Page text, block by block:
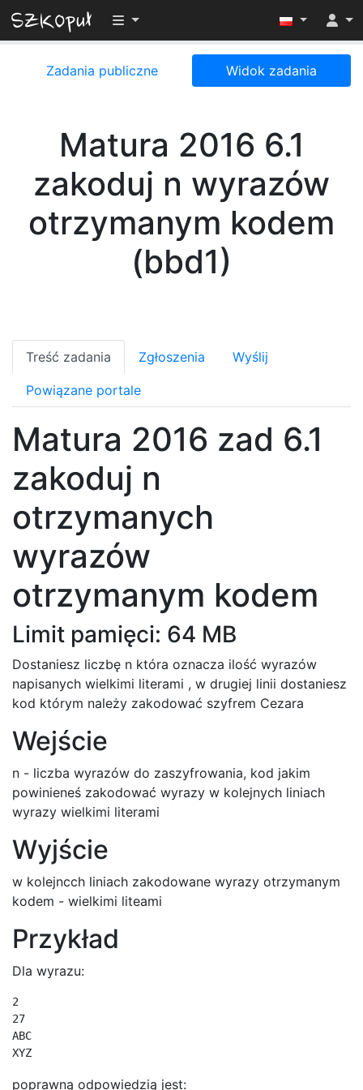
Przełącz widoczność menu
Zadania publiczne Widok zadania
Matura 2016 6.1
zakoduj n wyrazów
otrzymanym kodem
(bbd1)
Treść zadania Zgłoszenia Wyślij
Powiązane portale
Matura 2016 zad 6.1
zakoduj n
otrzymanych
wyrazów
otrzymanym kodem
Limit pamięci: 64 MB
Dostaniesz liczbę n która oznacza ilość wyrazów
napisanych wielkimi literami , w drugiej linii dostaniesz
kod którym należy zakodować szyfrem Cezara
Wejście
n - liczba wyrazów do zaszyfrowania, kod jakim
powinieneś zakodować wyrazy w kolejnych liniach
wyrazy wielkimi literami
Wyjście
w kolejncch liniach zakodowane wyrazy otrzymanym
kodem - wielkimi liteami
Przykład
Dla wyrazu:
2
27
ABC
XYZ
poprawną odpowiedzią jest: